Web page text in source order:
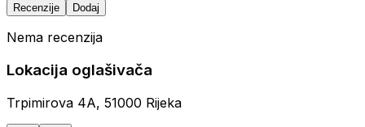
Recenzije Dodaj
Nema recenzija
Lokacija oglašivača
Trpimirova 4A, 51000 Rijeka